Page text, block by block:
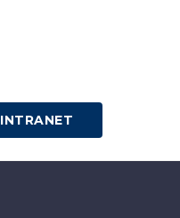
INTRANET